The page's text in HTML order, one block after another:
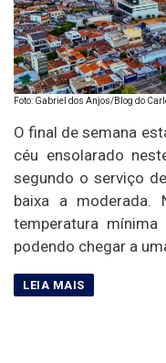
Foto: Gabriel dos Anjos/Blog do
O final de semana
céu ensolarado
segundo o serviço
baixa a moderada.
temperatura
podendo chegar a